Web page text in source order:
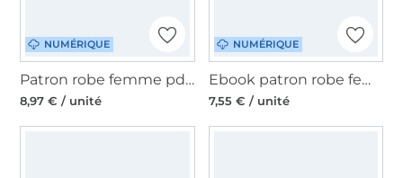
NUMÉRIQUE
Patron robe femme pdf Studio Schnittreif Mme Enna, en français
8,97 € / unité
NUMÉRIQUE
Ebook patron robe femme Malou Schnitte4Friends, en allemand
7,55 € / unité